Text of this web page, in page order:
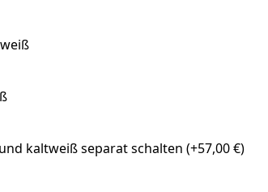
kaltweiß separat schalten (+57,00 €)